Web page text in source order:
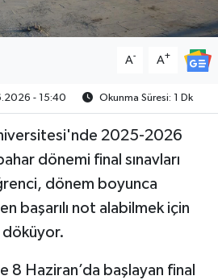
A- A+
- 15:40 Okunma Süresi: 1 Dk
2025-2026
dönemi final sınavları
dönem boyunca
başarılı not alabilmek için
döküyor.
8 Haziran’da başlayan final